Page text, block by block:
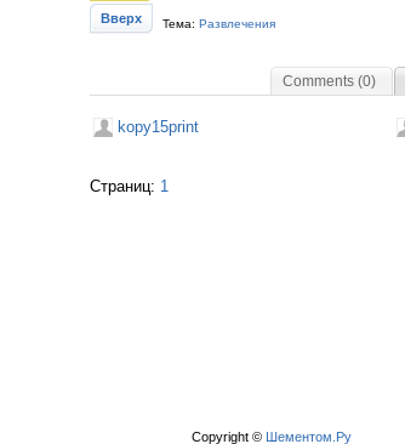
Вверх Тема: Развлечения
Comments (0)
kopy15print
Страниц: 1
Copyright © Шементом.Ру